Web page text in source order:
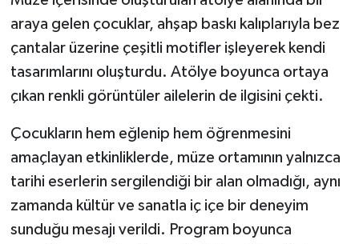
araya gelen çocuklar, ahşap baskı kalıplarıyla bez
çantalar üzerine çeşitli motifler işleyerek kendi
tasarımlarını oluşturdu. Atölye boyunca ortaya
çıkan renkli görüntüler ailelerin de ilgisini çekti.
Çocukların hem eğlenip hem öğrenmesini
amaçlayan etkinliklerde, müze ortamının yalnızca
tarihi eserlerin sergilendiği bir alan olmadığı, aynı
zamanda kültür ve sanatla iç içe bir deneyim
sunduğu mesajı verildi. Program boyunca